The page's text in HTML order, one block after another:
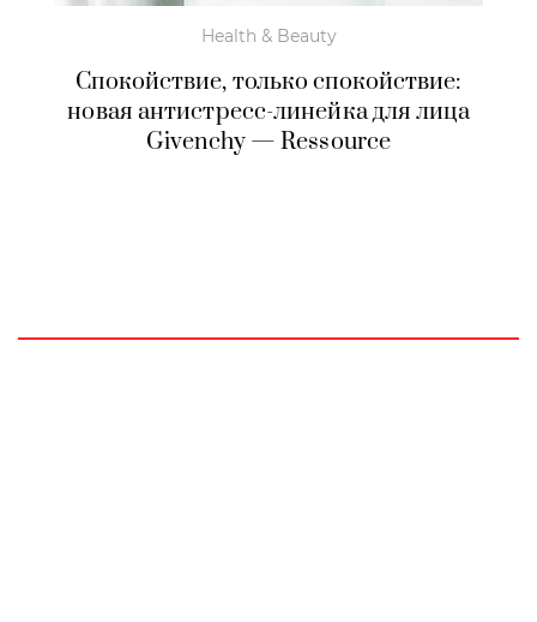
Health & Beauty
Cпокойствие, только спокойствие:
новая антистресс-линейка для лица
Givenchy — Ressource